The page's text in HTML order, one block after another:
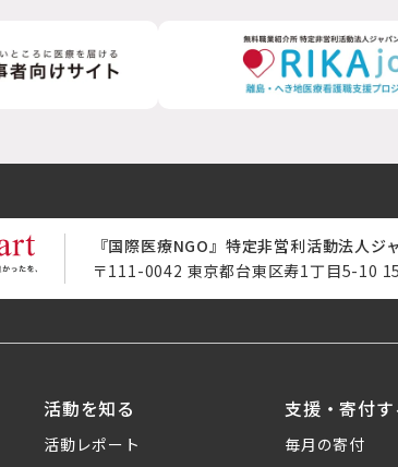
『国際医療NGO』特定非営利活動法人ジ
〒111-0042 東京都台東区寿1丁目5-10
活動を知る
活動レポート
支援・寄付す
毎月の寄付